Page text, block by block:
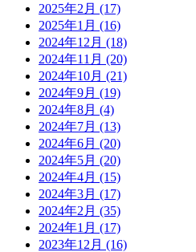
2025年2月 (17)
2025年1月 (16)
2024年12月 (18)
2024年11月 (20)
2024年10月 (21)
2024年9月 (19)
2024年8月 (4)
2024年7月 (13)
2024年6月 (20)
2024年5月 (20)
2024年4月 (15)
2024年3月 (17)
2024年2月 (35)
2024年1月 (17)
2023年12月 (16)